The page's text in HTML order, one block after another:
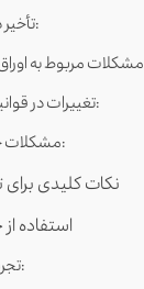
۲. تأخیر در امور اداری:
۴. تغییرات در قوانین و مقررات:
۵. مشکلات حمل و نقل:
نکات کلیدی
استفاده
۱. تجربه و تخصص: